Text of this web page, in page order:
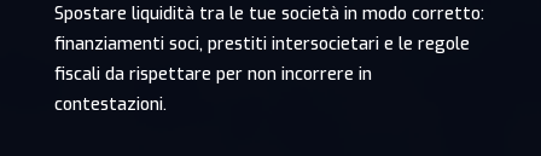
Spostare liquidità tra le tue società in modo corretto:
finanziamenti soci, prestiti intersocietari e le regole
fiscali da rispettare per non incorrere in
contestazioni.